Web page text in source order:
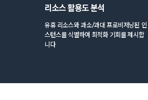
리소스 활용도 분석
유휴 리소스와 과소/과대 프로비저닝된 인
스턴스를 식별하여 최적화 기회를 제시합
니다